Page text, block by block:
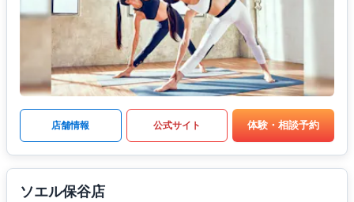
店舗情報 公式サイト 体験・相談予約
ソエル保谷店